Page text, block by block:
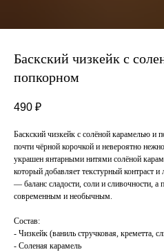
Баскский чизкейк с
попкорном
490 ₽
Баскский чизкейк с солёной карамелью и
почти чёрной корочкой и невероятно
украшен янтарными нитями солёной
который добавляет текстурный контраст
— баланс сладости, соли и сливочности, а
современным и необычным.
Состав:
- Чизкейк (ваниль стручковая, креметта,
- Соленая карамель